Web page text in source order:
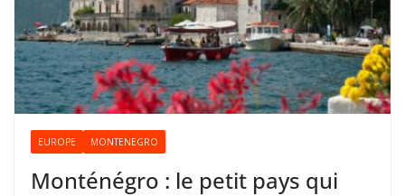
EUROPE MONTENEGRO
Monténégro : le petit pays qui